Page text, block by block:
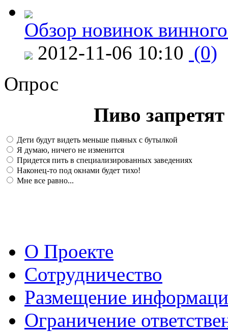
Обзор новинок
2012-11-06 10:10 (0)
Опрос
Пиво
Дети будут видеть меньше пьяных с бутылкой
Я думаю, ничего не изменится
Придется пить в специализированных заведениях
Наконец-то под окнами будет тихо!
Мне все равно...
О Проекте
Сотрудничество
Размещение
Ограничение